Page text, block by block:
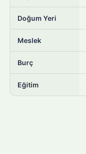
Doğum Yeri
Meslek
Burç
Eğitim